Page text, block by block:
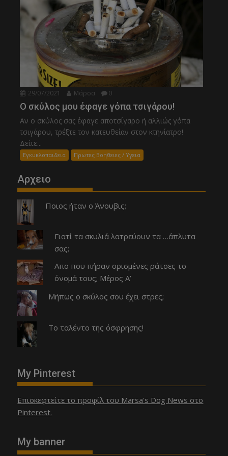
29/07/2021 Μάρσα 0
Ο σκύλος μου έφαγε γόπα τσιγάρου!
Αν ο σκύλος σας έφαγε αποτσίγαρο ή αλλιώς γόπα
τσιγάρου, τρέξτε τον κατευθείαν στον κτηνίατρο!
Δείτε...
Εγκυκλοπαιδεια Πρωτες Βοηθειες / Υγεια
Αρχειο
Ποιος ήταν ο Άνουβις;
Γιατί τα σκυλιά λατρεύουν τα …άπλυτα
σας;
Απο που πήραν ορισμένες ράτσες το
όνομά τους; Μέρος Α’
Μήπως ο σκύλος σου έχει στρες;
Το ταλέντο της όσφρησης!
My Pinterest
Επισκεφτείτε το προφίλ του Marsa's Dog News στο
Pinterest.
My banner